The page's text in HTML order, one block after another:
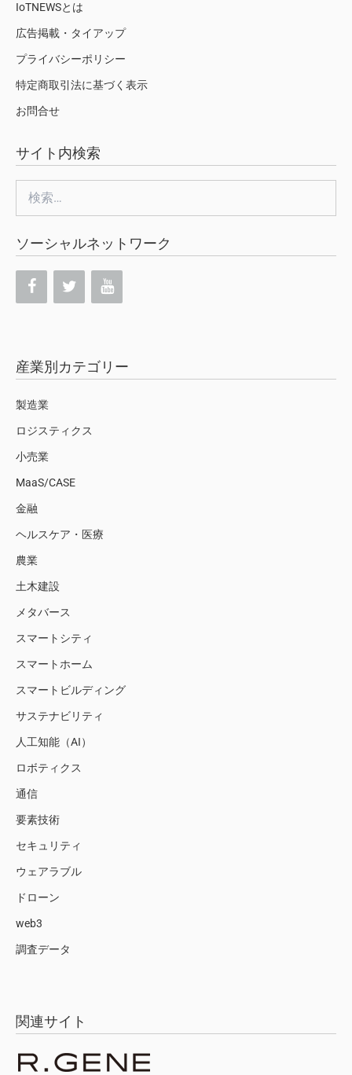
IoTNEWSとは
広告掲載・タイアップ
プライバシーポリシー
特定商取引法に基づく表示
お問合せ
サイト内検索
索:
ソーシャルネットワーク
産業別カテゴリー
製造業
ロジスティクス
小売業
MaaS/CASE
金融
ヘルスケア・医療
農業
土木建設
メタバース
スマートシティ
スマートホーム
スマートビルディング
サステナビリティ
人工知能（AI）
ロボティクス
通信
要素技術
セキュリティ
ウェアラブル
ドローン
web3
調査データ
関連サイト